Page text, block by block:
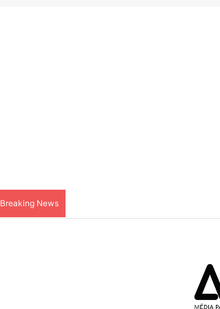
Breaking News